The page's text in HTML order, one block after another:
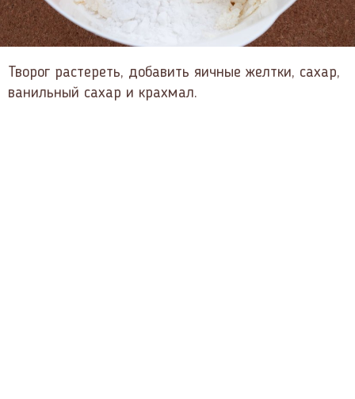
Творог растереть, добавить яичные желтки, сахар,
ванильный сахар и крахмал.